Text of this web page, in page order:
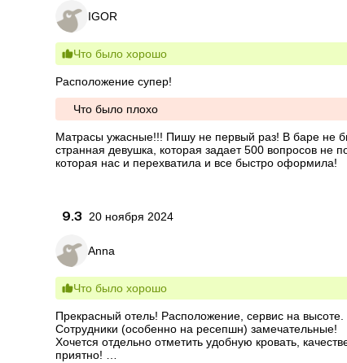
IGOR
Что было хорошо
Расположение супер!
Что было плохо
Матрасы ужасные!!! Пишу не первый раз! В баре не
странная девушка, которая задает 500 вопросов не
которая нас и перехватила и все быстро оформила!
9.3 20 ноября 2024
Anna
Что было хорошо
Прекрасный отель! Расположение, сервис на высоте.
Сотрудники (особенно на ресепшн) замечательные!
Хочется отдельно отметить удобную кровать,
приятно!